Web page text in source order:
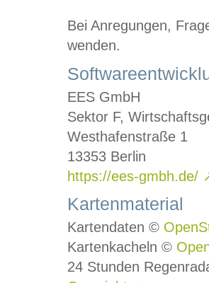
Bei Anregungen,
wenden.
EES GmbH
Sektor F,
Westhafenstraße 1
13353 Berlin
https://ees-gmbh.de/
Kartenmaterial
Kartendaten ©
Kartenkacheln ©
24 Stunden